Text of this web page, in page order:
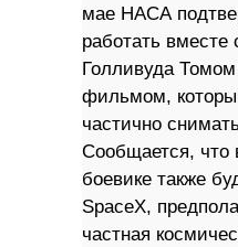
мае НАСА
работать вместе
Голливуда
фильмом,
частично
Сообщается, что
боевике также
SpaceX,
частная